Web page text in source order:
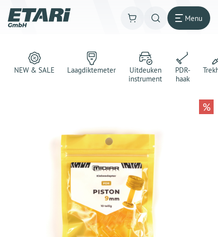
Menu
NEW & SALE Laagdiktemeter
Uitdeuken
instrument
PDR-
haak
%